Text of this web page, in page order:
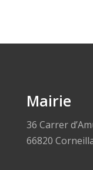
Mairie
36 Carrer
66820